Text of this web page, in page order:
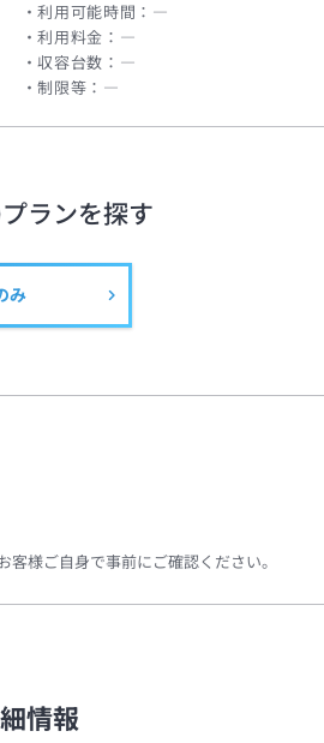
利用可能時間：―
利用料金：―
収容台数：―
制限等：―
ランを探す
み
様ご自身で事前にご確認ください。
情報